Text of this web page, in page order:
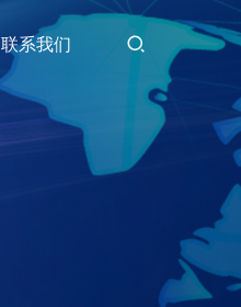
联系我们